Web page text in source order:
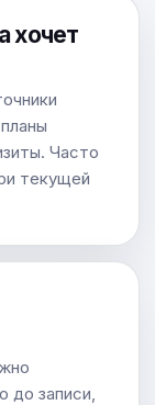
хочет
Часто
текущей
до записи,